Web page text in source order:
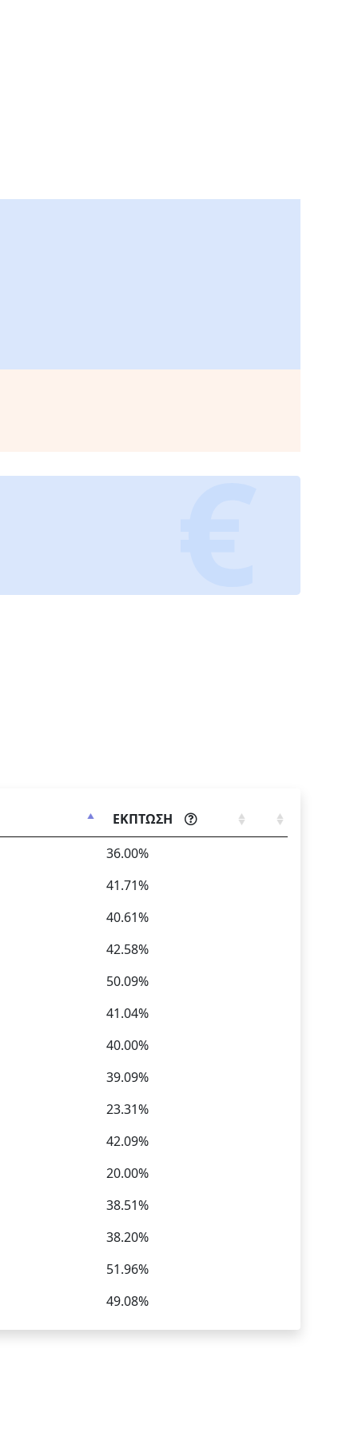
ΕΚΠΤΩΣΗ
36.00%
41.71%
40.61%
42.58%
50.09%
41.04%
40.00%
39.09%
23.31%
42.09%
20.00%
38.51%
38.20%
51.96%
49.08%